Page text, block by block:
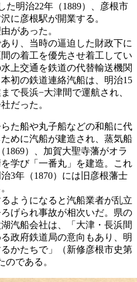
た明治22年（1889）、彦根市
に彦根駅が開業する。
があった。
り、当時の逼迫した財政下に
の着工を優先させ着工してい
上交通を鉄道の代替輸送機関
初の鉄道連絡汽船は、明治15
で長浜−大津間で運航され、
だった。
た船や丸子船などの和船に代
めに汽船が建造され、蒸気船
1869）、加賀大聖寺藩がオラ
学び「一番丸」を建造。これ
3年（1870）には旧彦根藩士
ようになると汽船業者が乱立
げられ事故が相次いだ。県の
汽船会社は、「大津・長浜間
政府鉄道局の意向もあり、明
かたちで」（新修彦根市史第
である。